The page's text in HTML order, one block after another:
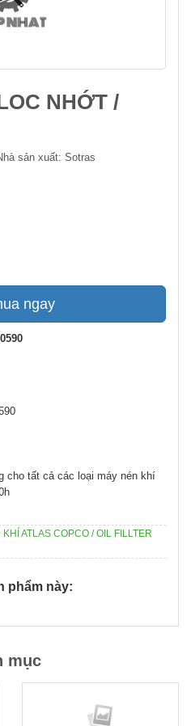
NHỚT /
sản xuất: Sotras
ngay
cho tất cả các loại máy nén khí
ATLAS COPCO / OIL FILLTER
phẩm này:
mục